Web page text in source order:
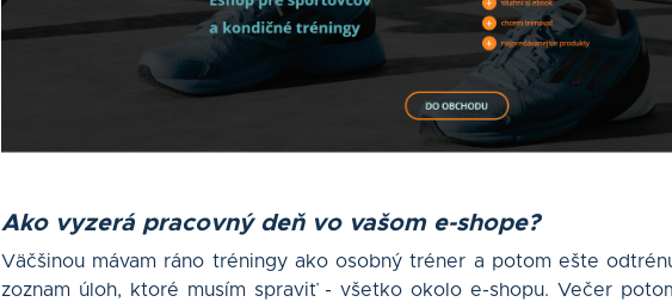
Ako vyzerá pracovný deň vo vašom e-shope?
Väčšinou mávam ráno tréningy ako osobný tréner a potom ešte
zoznam úloh, ktoré musím spraviť - všetko okolo e-shopu. Večer